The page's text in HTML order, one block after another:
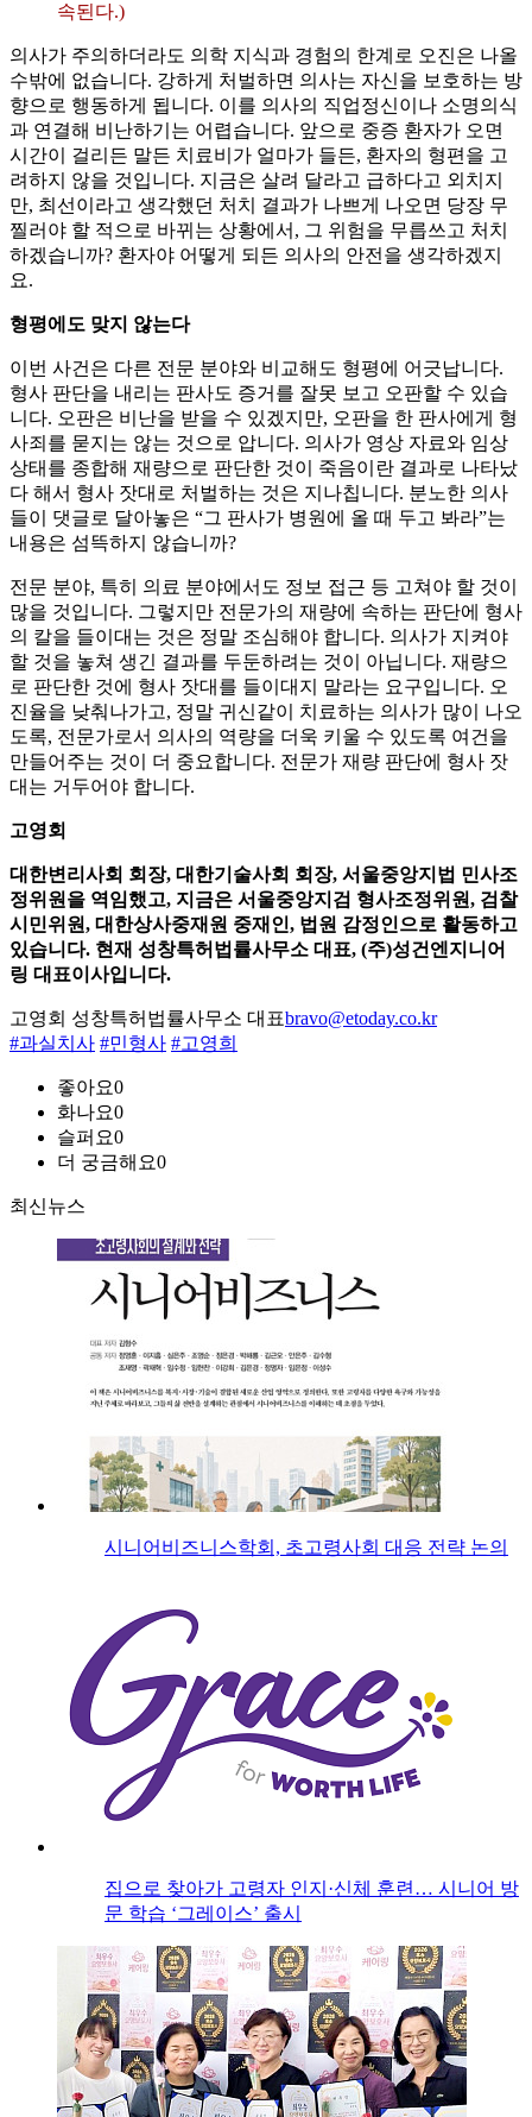
속된다.)
의사가 주의하더라도 의학 지식과 경험의 한계로 오진은 나올
수밖에 없습니다. 강하게 처벌하면 의사는 자신을 보호하는 방
향으로 행동하게 됩니다. 이를 의사의 직업정신이나 소명의식
과 연결해 비난하기는 어렵습니다. 앞으로 중증 환자가 오면
시간이 걸리든 말든 치료비가 얼마가 들든, 환자의 형편을 고
려하지 않을 것입니다. 지금은 살려 달라고 급하다고 외치지
만, 최선이라고 생각했던 처치 결과가 나쁘게 나오면 당장 무
찔러야 할 적으로 바뀌는 상황에서, 그 위험을 무릅쓰고 처치
하겠습니까? 환자야 어떻게 되든 의사의 안전을 생각하겠지
요.
형평에도 맞지 않는다
이번 사건은 다른 전문 분야와 비교해도 형평에 어긋납니다.
형사 판단을 내리는 판사도 증거를 잘못 보고 오판할 수 있습
니다. 오판은 비난을 받을 수 있겠지만, 오판을 한 판사에게 형
사죄를 묻지는 않는 것으로 압니다. 의사가 영상 자료와 임상
상태를 종합해 재량으로 판단한 것이 죽음이란 결과로 나타났
다 해서 형사 잣대로 처벌하는 것은 지나칩니다. 분노한 의사
들이 댓글로 달아놓은 “그 판사가 병원에 올 때 두고 봐라”는
내용은 섬뜩하지 않습니까?
전문 분야, 특히 의료 분야에서도 정보 접근 등 고쳐야 할 것이
많을 것입니다. 그렇지만 전문가의 재량에 속하는 판단에 형사
의 칼을 들이대는 것은 정말 조심해야 합니다. 의사가 지켜야
할 것을 놓쳐 생긴 결과를 두둔하려는 것이 아닙니다. 재량으
로 판단한 것에 형사 잣대를 들이대지 말라는 요구입니다. 오
진율을 낮춰나가고, 정말 귀신같이 치료하는 의사가 많이 나오
도록, 전문가로서 의사의 역량을 더욱 키울 수 있도록 여건을
만들어주는 것이 더 중요합니다. 전문가 재량 판단에 형사 잣
대는 거두어야 합니다.
고영회
대한변리사회 회장, 대한기술사회 회장, 서울중앙지법 민사조
정위원을 역임했고, 지금은 서울중앙지검 형사조정위원, 검찰
시민위원, 대한상사중재원 중재인, 법원 감정인으로 활동하고
있습니다. 현재 성창특허법률사무소 대표, (주)성건엔지니어
링 대표이사입니다.
고영회 성창특허법률사무소 대표bravo@etoday.co.kr
#과실치사 #민형사 #고영희
좋아요0
화나요0
슬퍼요0
더 궁금해요0
최신뉴스
시니어비즈니스학회, 초고령사회 대응 전략 논의
집으로 찾아가 고령자 인지·신체 훈련… 시니어 방
문 학습 ‘그레이스’ 출시